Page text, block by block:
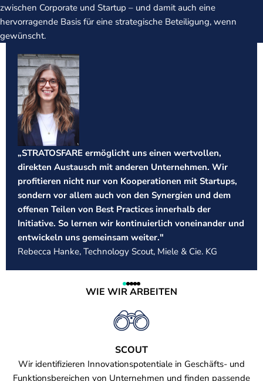
zwischen Corporate und Startup – und damit auch eine
hervorragende Basis für eine strategische Beteiligung, wenn
gewünscht.
„STRATOSFARE ermöglicht uns einen wertvollen,
direkten Austausch mit anderen Unternehmen. Wir
profitieren nicht nur von Kooperationen mit Startups,
sondern vor allem auch von den Synergien und dem
offenen Teilen von Best Practices innerhalb der
Initiative. So lernen wir kontinuierlich voneinander und
entwickeln uns gemeinsam weiter."
Rebecca Hanke, Technology Scout, Miele & Cie. KG
WIE WIR ARBEITEN
SCOUT
Wir identifizieren Innovationspotentiale in Geschäfts- und
Funktionsbereichen von Unternehmen und finden passende